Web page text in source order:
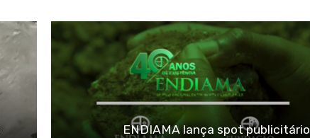
ENDIAMA lança spot publicitário